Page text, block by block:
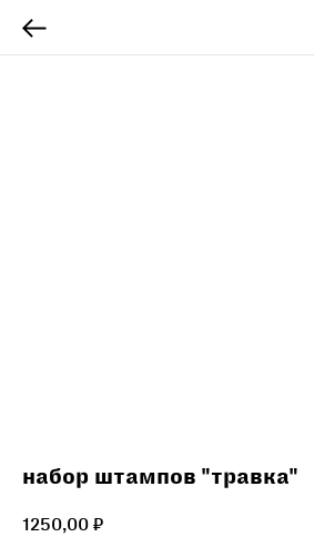
набор штампов "травка"
1250,00 ₽